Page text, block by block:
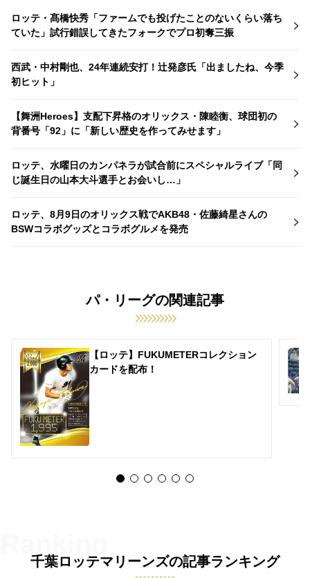
ロッテ・髙橋快秀「ファームでも投げたことのないくらい落ち
ていた」試行錯誤してきたフォークでプロ初奪三振
西武・中村剛也、24年連続安打！辻発彦氏「出ましたね、今季
初ヒット」
【舞洲Heroes】支配下昇格のオリックス・陳睦衡、球団初の
背番号「92」に「新しい歴史を作ってみせます」
ロッテ、水曜日のカンパネラが試合前にスペシャルライブ「同
じ誕生日の山本大斗選手とお会いし…」
ロッテ、8月9日のオリックス戦でAKB48・佐藤綺星さんの
BSWコラボグッズとコラボグルメを発売
パ・リーグの関連記事
【ロッテ】FUKUMETERコレクション
カードを配布！
千葉ロッテマリーンズの記事ランキング